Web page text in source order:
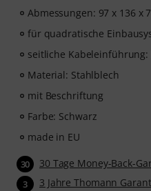
Abmessungen: 97 x 136 x
für quadratische
seitliche Kabeleinführung:
Material: Stahlblech
mit Beschriftung
Farbe: Schwarz
made in EU
30 30 Tage Money-Back-
3 3 Jahre Thomann